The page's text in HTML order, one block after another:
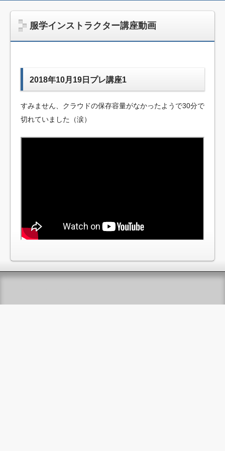
jpca.co
服学インストラクター講座動画
2018年10月19日プレ講座1
すみません、クラウドの保存容量がなかったようで30分で
切れていました（涙）